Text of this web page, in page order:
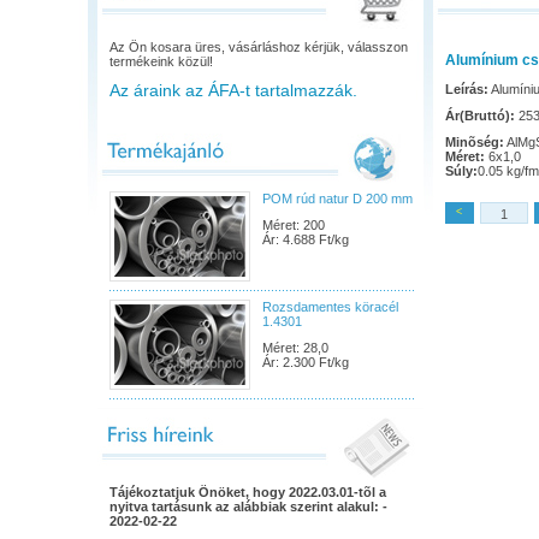
Az Ön kosara üres, vásárláshoz kérjük, válasszon
termékeink közül!
Az áraink az ÁFA-t tartalmazzák.
POM rúd natur D 200 mm
Méret: 200
Ár: 4.688 Ft/kg
Rozsdamentes köracél
1.4301
Méret: 28,0
Ár: 2.300 Ft/kg
Tájékoztatjuk Önöket, hogy 2022.03.01-tõl a
nyitva tartásunk az alábbiak szerint alakul: -
2022-02-22
Alumínium
Leírás:
Ár(Bruttó):
Minõség:
Méret: 6x1,0
Súly:0.05 kg/fm
<